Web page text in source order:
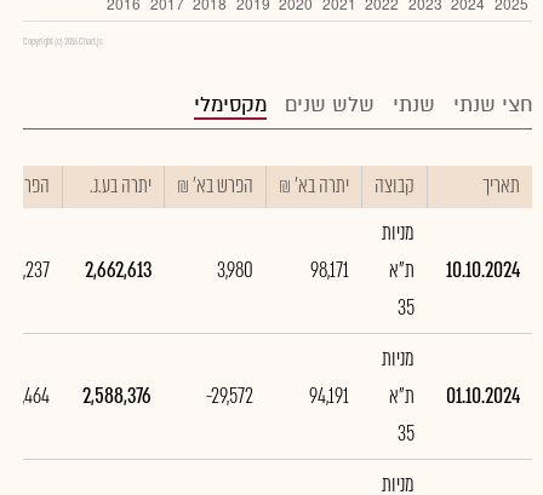
Copyright (c) 2016 Chart.js
חצי שנתי שנתי שלש שנים מקסימלי
תאריך קבוצה יתרה בא' ₪ הפרש בא' ₪ יתרה בע.נ. הפרש
10.10.2024
מניות
ת"א
35
98,171
3,980
2,662,613
74,237
01.10.2024
מניות
ת"א
35
94,191
-29,572
2,588,376
מניות